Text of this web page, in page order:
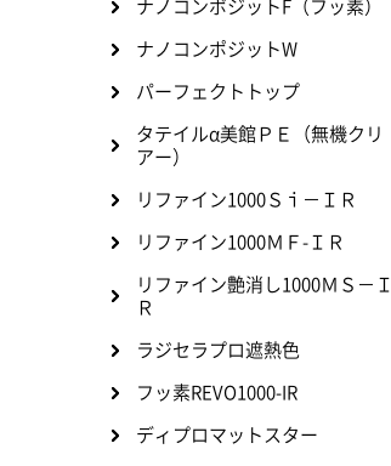
ナノコンポジットF（フッ素）
ナノコンポジットW
パーフェクトトップ
タテイルα美館ＰＥ（無機クリ
アー）
リファイン1000Ｓｉ－ＩＲ
リファイン1000ＭＦ-ＩＲ
リファイン艶消し1000ＭＳ－Ｉ
Ｒ
ラジセラプロ遮熱色
フッ素REVO1000-IR
ディプロマットスター